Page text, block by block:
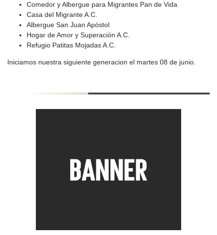
Comedor y Albergue para Migrantes Pan de Vida
Casa del Migrante A.C.
Albergue San Juan Apóstol
Hogar de Amor y Superación A.C.
Refugio Patitas Mojadas A.C.
Iniciamos nuestra siguiente generacion el martes 08 de junio.